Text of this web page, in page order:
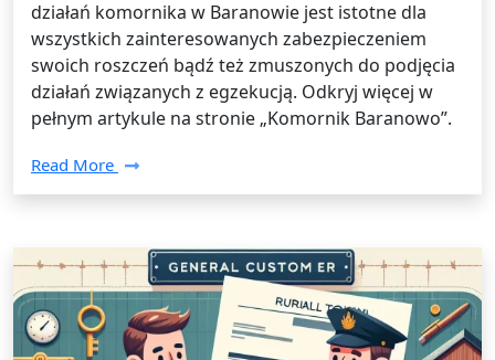
działań komornika w Baranowie jest istotne dla
wszystkich zainteresowanych zabezpieczeniem
swoich roszczeń bądź też zmuszonych do podjęcia
działań związanych z egzekucją. Odkryj więcej w
pełnym artykule na stronie „Komornik Baranowo”.
Read More